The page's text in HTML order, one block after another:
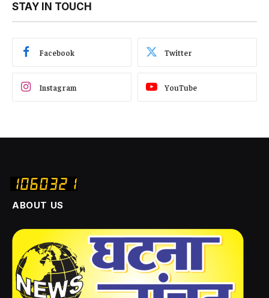
STAY IN TOUCH
Facebook Twitter
Instagram YouTube
ABOUT US